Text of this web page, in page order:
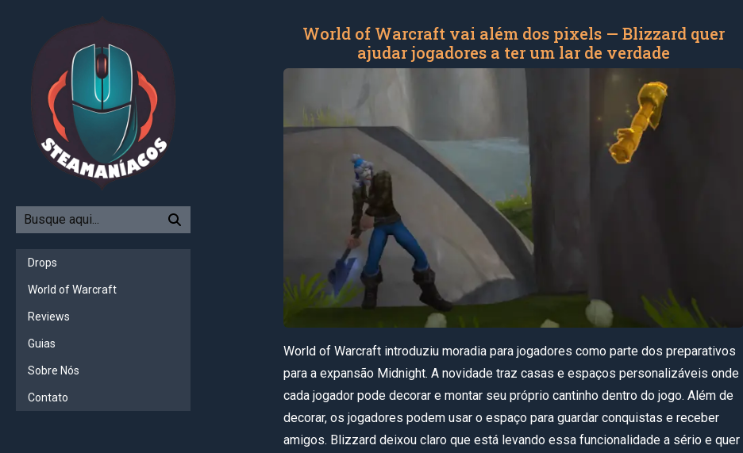
Drops
World of Warcraft
Reviews
Guias
Sobre Nós
Contato
World of Warcraft vai além dos pixels — Blizzard quer
ajudar jogadores a ter um lar de verdade
World of Warcraft introduziu moradia para jogadores como parte dos preparativos
para a expansão Midnight. A novidade traz casas e espaços personalizáveis onde
cada jogador pode decorar e montar seu próprio cantinho dentro do jogo. Além de
decorar, os jogadores podem usar o espaço para guardar conquistas e receber
amigos. Blizzard deixou claro que está levando essa funcionalidade a sério e quer